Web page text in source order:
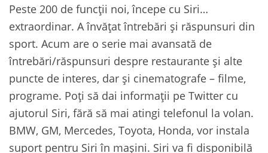
Peste 200 de funcții noi, începe cu Siri…
extraordinar. A învățat întrebări și răspunsuri din
sport. Acum are o serie mai avansată de
întrebări/răspunsuri despre restaurante și alte
puncte de interes, dar și cinematografe – filme,
programe. Poți să dai informații pe Twitter cu
ajutorul Siri, fără să mai atingi telefonul la volan.
BMW, GM, Mercedes, Toyota, Honda, vor instala
suport pentru Siri în mașini. Siri va fi disponibilă